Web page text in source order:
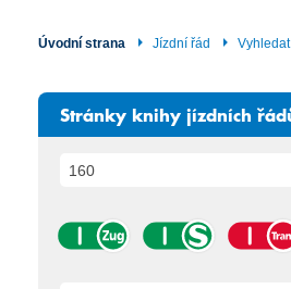
Úvodní strana Jízdní řád
Stránky knihy jízdních